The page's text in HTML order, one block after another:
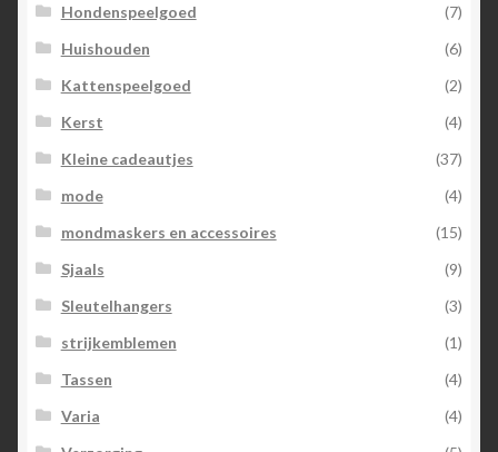
Hondenspeelgoed
(7)
Huishouden
(6)
Kattenspeelgoed
(2)
Kerst
(4)
Kleine cadeautjes
(37)
mode
(4)
mondmaskers en accessoires
(15)
Sjaals
(9)
Sleutelhangers
(3)
strijkemblemen
(1)
Tassen
(4)
Varia
(4)